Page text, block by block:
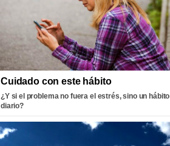
Cuidado con este hábito
¿Y si el problema no fuera el estrés, sino un hábito
diario?